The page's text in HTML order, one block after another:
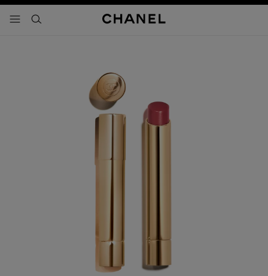
- navegación principal
buscar